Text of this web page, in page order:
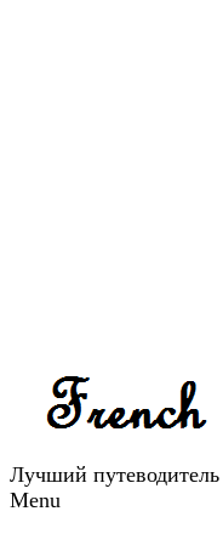
Лучший
Menu